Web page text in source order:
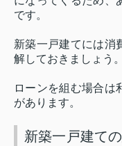
です。
新築一戸建てには消
解しておきましょう。
ローンを組む場合は
があります。
新築一戸建て